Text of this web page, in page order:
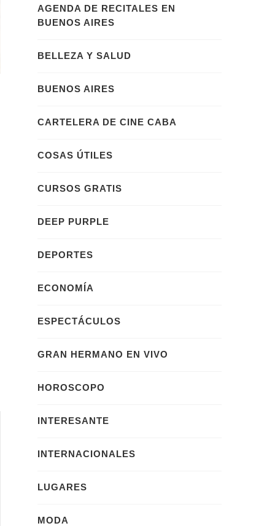
AGENDA DE RECITALES EN
BUENOS AIRES
BELLEZA Y SALUD
BUENOS AIRES
CARTELERA DE CINE CABA
COSAS ÚTILES
CURSOS GRATIS
DEEP PURPLE
DEPORTES
ECONOMÍA
ESPECTÁCULOS
GRAN HERMANO EN VIVO
HOROSCOPO
INTERESANTE
INTERNACIONALES
LUGARES
MODA